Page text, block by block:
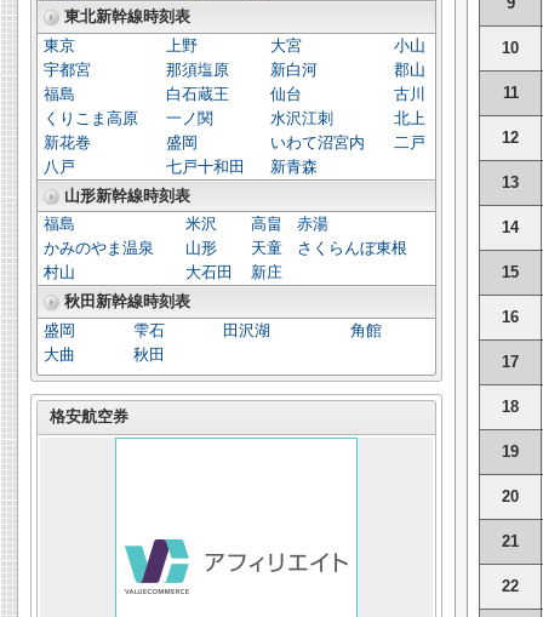
10
11
12
13
14
15
16
17
18
19
20
21
22
東北新幹線時刻表
東京
上野 大宮
小山
宇都宮
那須塩原 新白河
郡山
福島
白石蔵王 仙台
古川
くりこま高原
一ノ関 水沢江刺
北上
新花巻
盛岡 いわて沼宮内
二戸
八戸
七戸十和田
新青森
山形新幹線時刻表
福島
米沢 高畠
赤湯
かみのやま温泉
山形 天童
さくらんぼ東根
村山
大石田
新庄
秋田新幹線時刻表
盛岡
雫石 田沢湖
角館
大曲
秋田
格安航空券